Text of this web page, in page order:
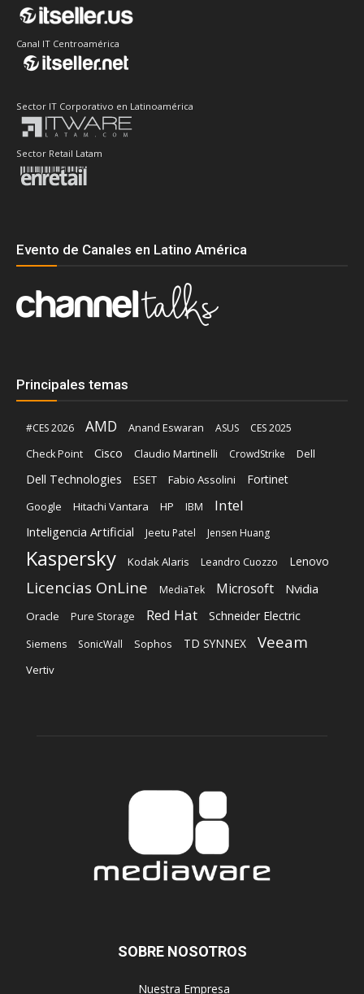
Canal IT Centroamérica
Sector IT Corporativo en Latinoamérica
Sector Retail Latam
Evento de Canales en Latino América
Principales temas
#CES 2026 AMD Anand Eswaran ASUS
CES 2025
Check Point
Cisco Claudio Martinelli CrowdStrike Dell
Dell Technologies ESET Fabio Assolini Fortinet
Google Hitachi Vantara HP IBM Intel
Inteligencia Artificial Jeetu Patel Jensen Huang
Kaspersky Kodak Alaris Leandro Cuozzo Lenovo
Licencias OnLine MediaTek Microsoft Nvidia
Oracle Pure Storage Red Hat Schneider Electric
Siemens SonicWall Sophos TD SYNNEX Veeam
Vertiv
SOBRE NOSOTROS
‎ Nuestra Empresa